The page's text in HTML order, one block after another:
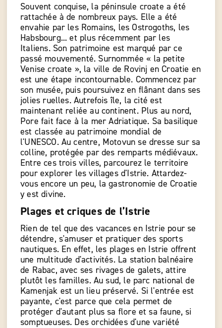
Souvent conquise, la péninsule croate a été
rattachée à de nombreux pays. Elle a été
envahie par les Romains, les Ostrogoths, les
Habsbourg... et plus récemment par les
Italiens. Son patrimoine est marqué par ce
passé mouvementé. Surnommée « la petite
Venise croate », la ville de Rovinj en Croatie en
est une étape incontournable. Commencez par
son musée, puis poursuivez en flânant dans ses
jolies ruelles. Autrefois île, la cité est
maintenant reliée au continent. Plus au nord,
Pore fait face à la mer Adriatique. Sa basilique
est classée au patrimoine mondial de
l'UNESCO. Au centre, Motovun se dresse sur sa
colline, protégée par des remparts médiévaux.
Entre ces trois villes, parcourez le territoire
pour explorer les villages d'Istrie. Attardez-
vous encore un peu, la gastronomie de Croatie
y est divine.
Plages et criques de l’Istrie
Rien de tel que des vacances en Istrie pour se
détendre, s'amuser et pratiquer des sports
nautiques. En effet, les plages en Istrie offrent
une multitude d'activités. La station balnéaire
de Rabac, avec ses rivages de galets, attire
plutôt les familles. Au sud, le parc national de
Kamenjak est un lieu préservé. Si l'entrée est
payante, c'est parce que cela permet de
protéger d'autant plus sa flore et sa faune, si
somptueuses. Des orchidées d'une variété